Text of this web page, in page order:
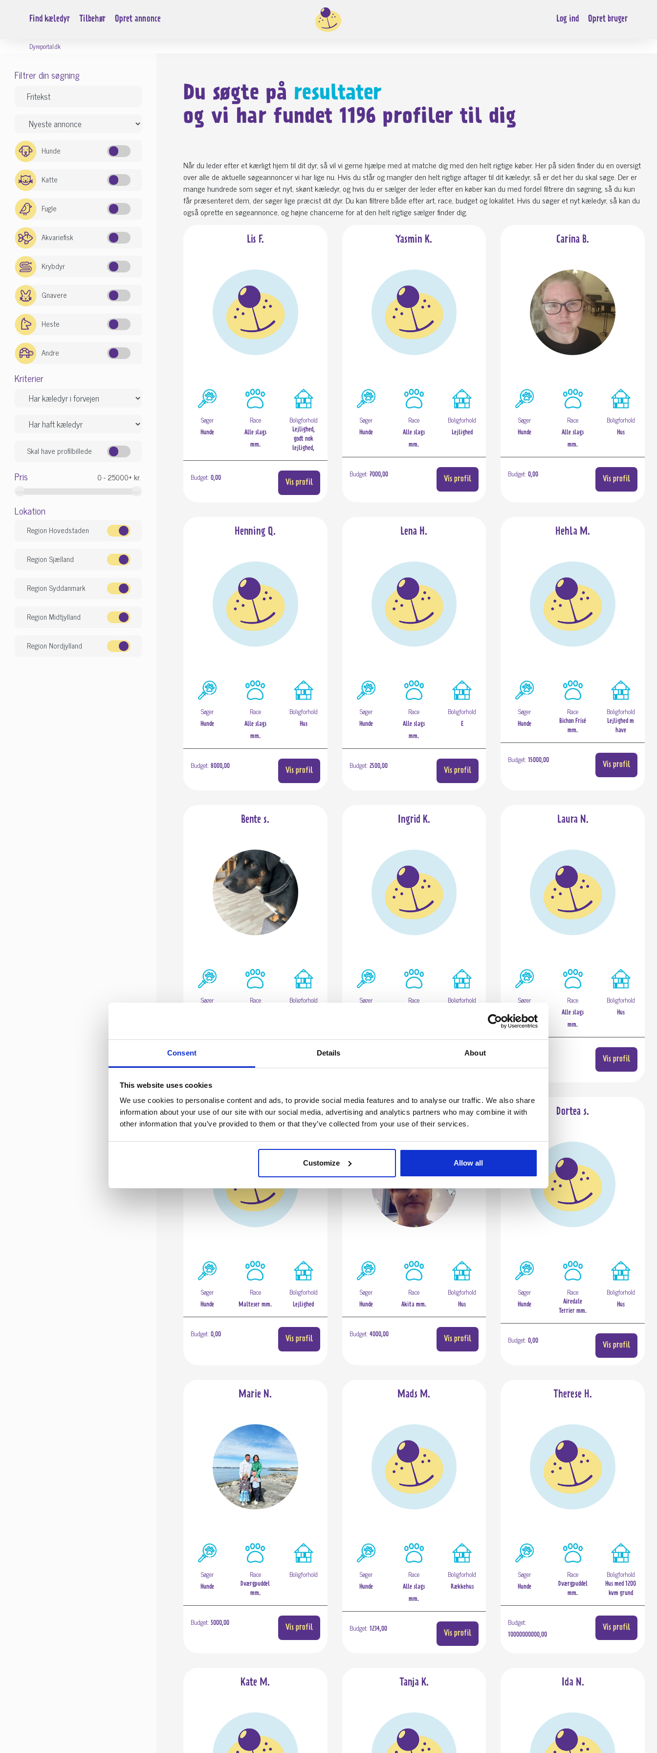
Consent Details About
This website uses cookies
We use cookies to personalise content and ads, to provide social media features and to analyse our traffic. We also share
information about your use of our site with our social media, advertising and analytics partners who may combine it with
other information that you’ve provided to them or that they’ve collected from your use of their services.
Customize Allow all
Log ind Opret bruger
Find kæledyr Tilbehør Opret annonce
Dyreportal.dk
Filtrer din søgning
Hunde
Katte
Fugle
Akvariefisk
Krybdyr
Gnavere
Heste
Andre
Kriterier
Skal have profilbillede
Pris
Lokation
Region Hovedstaden
Region Sjælland
Region Syddanmark
Region Midtjylland
Region Nordjylland
Du søgte på resultater
og vi har fundet 1196 profiler til dig
Når du leder efter et kærligt hjem til dit dyr, så vil vi gerne hjælpe med at matche dig med den helt rigtige køber. Her på siden finder du en oversigt
over alle de aktuelle søgeannoncer vi har lige nu. Hvis du står og mangler den helt rigtige aftager til dit kæledyr, så er det her du skal søge. Der er
mange hundrede som søger et nyt, skønt kæledyr, og hvis du er sælger der leder efter en køber kan du med fordel filtrere din søgning, så du kun
får præsenteret dem, der søger lige præcist dit dyr. Du kan filtrere både efter art, race, budget og lokalitet. Hvis du søger et nyt kæledyr, så kan du
også oprette en søgeannonce, og højne chancerne for at den helt rigtige sælger finder dig.
Lis F.
Søger
Hunde
Race
Alle slags
mm.
Boligforhold
Lejlighed,
godt nok
lejlighed,
Budget: 0,00
Vis profil
Yasmin K.
Søger
Hunde
Race
Alle slags
mm.
Boligforhold
Lejlighed
Budget: 7000,00
Vis profil
Carina B.
Søger
Hunde
Race
Alle slags
mm.
Boligforhold
Hus
Budget: 0,00
Vis profil
Henning Q.
Søger
Hunde
Race
Alle slags
mm.
Boligforhold
Hus
Budget: 8000,00
Vis profil
Lena H.
Søger
Hunde
Race
Alle slags
mm.
Boligforhold
E
Budget: 2500,00
Vis profil
Hehla M.
Søger
Hunde
Race
Bichon Frisé
mm.
Boligforhold
Lejlighed m
have
Budget: 15000,00
Vis profil
Bente s.
Søger Race Boligforhold
Ingrid K.
Søger Race Boligforhold
Laura N.
Søger
Katte
Race
Alle slags
mm.
Boligforhold
Hus
Vis profil
Ingrid V.
Søger
Hunde
Race
Malteser mm.
Boligforhold
Lejlighed
Budget: 0,00
Vis profil
Karina j.
Søger
Hunde
Race
Akita mm.
Boligforhold
Hus
Budget: 4000,00
Vis profil
Dortea s.
Søger
Hunde
Race
Airedale
Terrier mm.
Boligforhold
Hus
Budget: 0,00
Vis profil
Marie N.
Søger
Hunde
Race
Dværgpuddel
mm.
Boligforhold
Budget: 5000,00
Vis profil
Mads M.
Søger
Hunde
Race
Alle slags
mm.
Boligforhold
Rækkehus
Budget: 1234,00
Vis profil
Therese H.
Søger
Hunde
Race
Dværgpuddel
mm.
Boligforhold
Hus med 1200
kvm grund
Budget:
10000000000,00
Vis profil
Kate M. Tanja K. Ida N.